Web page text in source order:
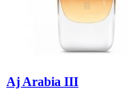
Aj Arabia III